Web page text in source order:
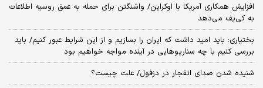
افزایش همکاری آمریکا با اوکراین/ واشنگتن برای حمله به عمق روسیه اطلاعات
به کی‌یف می‌دهد
بختیاری: باید امید داشت که ایران را بسازیم و از این شرایط عبور کنیم/ باید
بررسی کنیم با چه سناریوهایی در آینده مواجه خواهیم بود
شنیده شدن صدای انفجار در دزفول/ علت چیست؟